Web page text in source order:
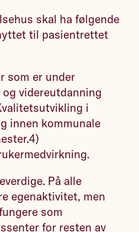
skal ha følgende
til pasientrettet
som er under
videreutdanning
i
innen kommunale
På alle
egenaktivitet, men
som
for resten av